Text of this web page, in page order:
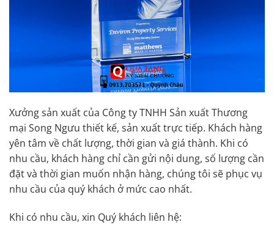
Xưởng sản xuất của Công ty TNHH Sản xuất Thương
mại Song Ngưu thiết kế, sản xuất trực tiếp. Khách hàng
yên tâm về chất lượng, thời gian và giá thành. Khi có
nhu cầu, khách hàng chỉ cần gửi nội dung, số lượng cần
đặt và thời gian muốn nhận hàng, chúng tôi sẽ phục vụ
nhu cầu của quý khách ở mức cao nhất.
Khi có nhu cầu, xin Quý khách liên hệ: